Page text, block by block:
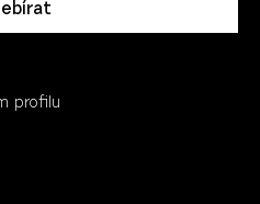
profilu